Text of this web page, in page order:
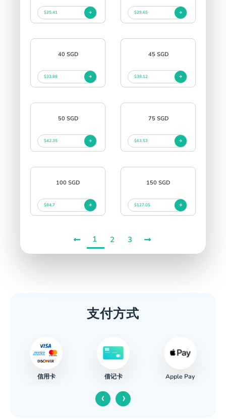
$25.41 $29.65
40 SGD
$33.88
45 SGD
$38.12
50 SGD
$42.35
75 SGD
$63.53
100 SGD
$84.7
150 SGD
$127.05
1 2 3
支付方式
信用卡 借记卡 Apple Pay
‹ ›